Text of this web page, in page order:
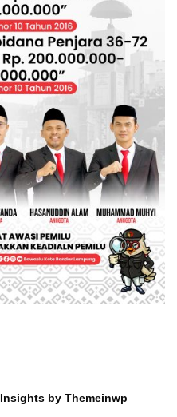
Insightsby Themeinwp